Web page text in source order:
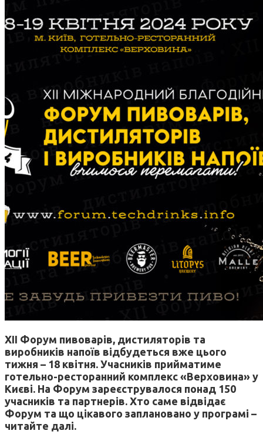
XII Форум пивоварів, дистиляторів та
виробників напоїв відбудеться вже цього
тижня – 18 квітня. Учасників прийматиме
готельно-ресторанний комплекс «Верховина» у
Києві. На Форум зареєструвалося понад 150
учасників та партнерів. Хто саме відвідає
Форум та що цікавого заплановано у програмі –
читайте далі.